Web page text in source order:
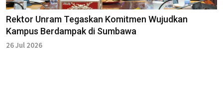
Rektor Unram Tegaskan Komitmen Wujudkan
Kampus Berdampak di Sumbawa
26 Jul 2026